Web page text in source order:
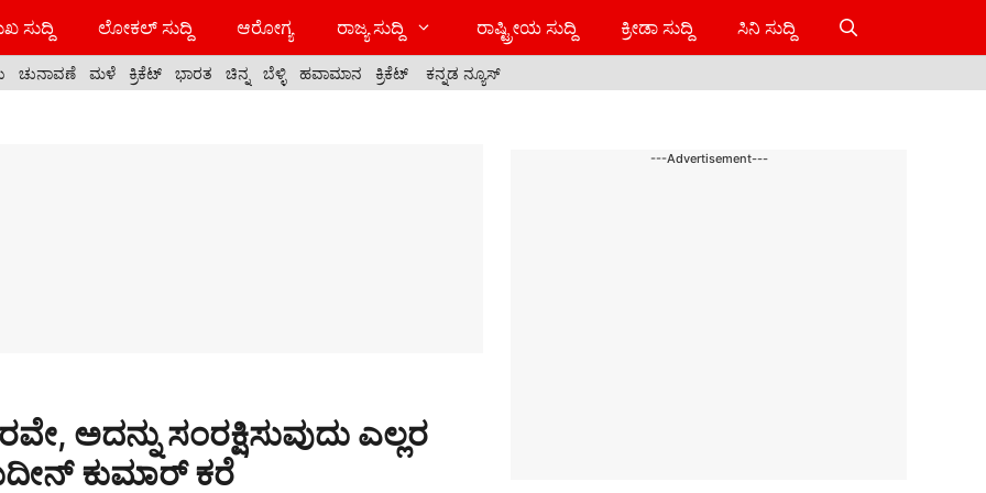
ಸುದ್ದಿ ಲೋಕಲ್ ಸುದ್ದಿ ಆರೋಗ್ಯ ರಾಜ್ಯ ಸುದ್ದಿ ರಾಷ್ಟ್ರೀಯ ಸುದ್ದಿ ಕ್ರೀಡಾ ಸುದ್ದಿ ಸಿನಿ ಸುದ್ದಿ
ಚುನಾವಣೆ ಮಳೆ ಕ್ರಿಕೆಟ್ ಭಾರತ ಚಿನ್ನ ಬೆಳ್ಳಿ ಹವಾಮಾನ ಕ್ರಿಕೆಟ್ ಕನ್ನಡ ನ್ಯೂಸ್
ಅದನ್ನು ಸಂರಕ್ಷಿಸುವುದು ಎಲ್ಲರ
ಕುಮಾರ್ ಕರೆ
---Advertisement---